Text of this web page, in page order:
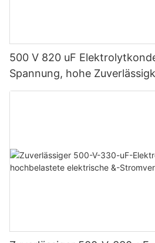
500 V 820 uF
Spannung, hohe